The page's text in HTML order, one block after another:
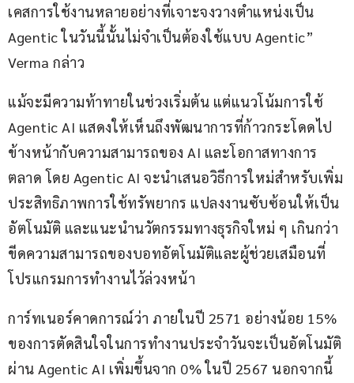
เคสการใช้งานหลายอย่างที่เจาะจงวางตำแหน่งเป็น
Agentic ในวันนี้นั้นไม่จำเป็นต้องใช้แบบ Agentic”
Verma กล่าว
แม้จะมีความท้าทายในช่วงเริ่มต้น แต่แนวโน้มการใช้
Agentic AI แสดงให้เห็นถึงพัฒนาการที่ก้าวกระโดดไป
ข้างหน้ากับความสามารถของ AI และโอกาสทางการ
ตลาด โดย Agentic AI จะนำเสนอวิธีการใหม่สำหรับเพิ่ม
ประสิทธิภาพการใช้ทรัพยากร แปลงงานซับซ้อนให้เป็น
อัตโนมัติ และแนะนำนวัตกรรมทางธุรกิจใหม่ ๆ เกินกว่า
ขีดความสามารถของบอทอัตโนมัติและผู้ช่วยเสมือนที่
โปรแกรมการทำงานไว้ล่วงหน้า
การ์ทเนอร์คาดการณ์ว่า ภายในปี 2571 อย่างน้อย 15%
ของการตัดสินใจในการทำงานประจำวันจะเป็นอัตโนมัติ
ผ่าน Agentic AI เพิ่มขึ้นจาก 0% ในปี 2567 นอกจากนี้